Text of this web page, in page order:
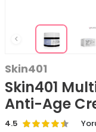
Skin401
Skin401
Anti-Age
4.5